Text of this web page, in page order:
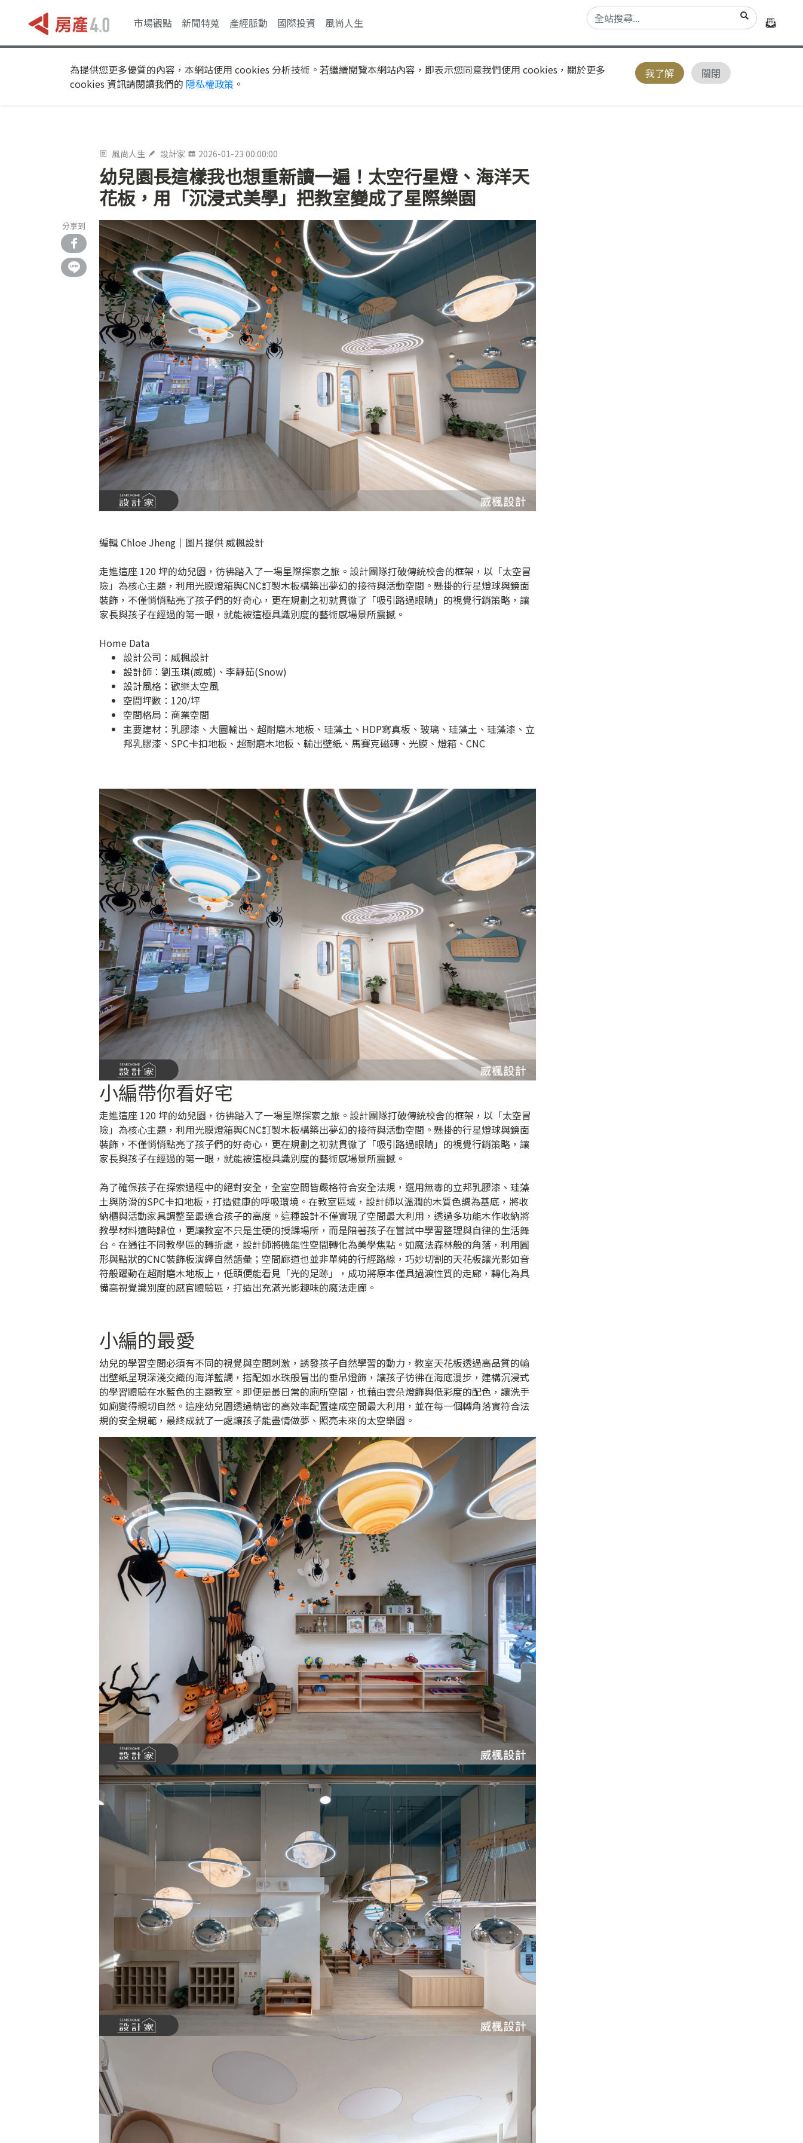
市場觀點 新聞特蒐 產經脈動 國際投資 風尚人生
為提供您更多優質的內容，本網站使用 cookies 分析技術。若繼續閱覽本網站內容，即表示您同意我們使用 cookies，關於更多
cookies 資訊請閱讀我們的 隱私權政策 。
我了解 關閉
風尚人生 設計家 2026-01-23 00:00:00
幼兒園長這樣我也想重新讀一遍！太空行星燈、海洋天
花板，用「沉浸式美學」把教室變成了星際樂園
分享到
編輯 Chloe Jheng｜圖片提供 威楓設計
走進這座 120 坪的幼兒園，彷彿踏入了一場星際探索之旅。設計團隊打破傳統校舍的框架，以「太空冒
險」為核心主題，利用光膜燈箱與CNC訂製木板構築出夢幻的接待與活動空間。懸掛的行星燈球與鏡面
裝飾，不僅悄悄點亮了孩子們的好奇心，更在規劃之初就貫徹了「吸引路過眼睛」的視覺行銷策略，讓
家長與孩子在經過的第一眼，就能被這極具識別度的藝術感場景所震撼。
Home Data
設計公司： 威楓設計
設計師：劉玉琪(威威)、李靜茹(Snow)
設計風格：歡樂太空風
空間坪數：120/坪
空間格局：商業空間
主要建材：乳膠漆、大圖輸出、超耐磨木地板、珪藻土、HDP寫真板、玻璃、珪藻土、珪藻漆、立
邦乳膠漆、SPC卡扣地板、超耐磨木地板、輸出壁紙、馬賽克磁磚、光膜、燈箱、CNC
小編帶你看好宅
走進這座 120 坪的幼兒園，彷彿踏入了一場星際探索之旅。設計團隊打破傳統校舍的框架，以「太空冒
險」為核心主題，利用光膜燈箱與CNC訂製木板構築出夢幻的接待與活動空間。懸掛的行星燈球與鏡面
裝飾，不僅悄悄點亮了孩子們的好奇心，更在規劃之初就貫徹了「吸引路過眼睛」的視覺行銷策略，讓
家長與孩子在經過的第一眼，就能被這極具識別度的藝術感場景所震撼。
為了確保孩子在探索過程中的絕對安全，全室空間皆嚴格符合安全法規，選用無毒的立邦乳膠漆、珪藻
土與防滑的SPC卡扣地板，打造健康的呼吸環境。在教室區域，設計師以溫潤的木質色調為基底，將收
納櫃與活動家具調整至最適合孩子的高度。這種設計不僅實現了空間最大利用，透過多功能木作收納將
教學材料適時歸位，更讓教室不只是生硬的授課場所，而是陪著孩子在嘗試中學習整理與自律的生活舞
台。在通往不同教學區的轉折處，設計師將機能性空間轉化為美學焦點。如魔法森林般的角落，利用圓
形與點狀的CNC裝飾板演繹自然語彙；空間廊道也並非單純的行經路線，巧妙切割的天花板讓光影如音
符般躍動在超耐磨木地板上，低頭便能看見「光的足跡」，成功將原本僅具過渡性質的走廊，轉化為具
備高視覺識別度的感官體驗區，打造出充滿光影趣味的魔法走廊。
小編的最愛
幼兒的學習空間必須有不同的視覺與空間刺激，誘發孩子自然學習的動力，教室天花板透過高品質的輸
出壁紙呈現深淺交織的海洋藍調，搭配如水珠般冒出的垂吊燈飾，讓孩子彷彿在海底漫步，建構沉浸式
的學習體驗在水藍色的主題教室。即便是最日常的廁所空間，也藉由雲朵燈飾與低彩度的配色，讓洗手
如廁變得親切自然。這座幼兒園透過精密的高效率配置達成空間最大利用，並在每一個轉角落實符合法
規的安全規範，最終成就了一處讓孩子能盡情做夢、照亮未來的太空樂園。